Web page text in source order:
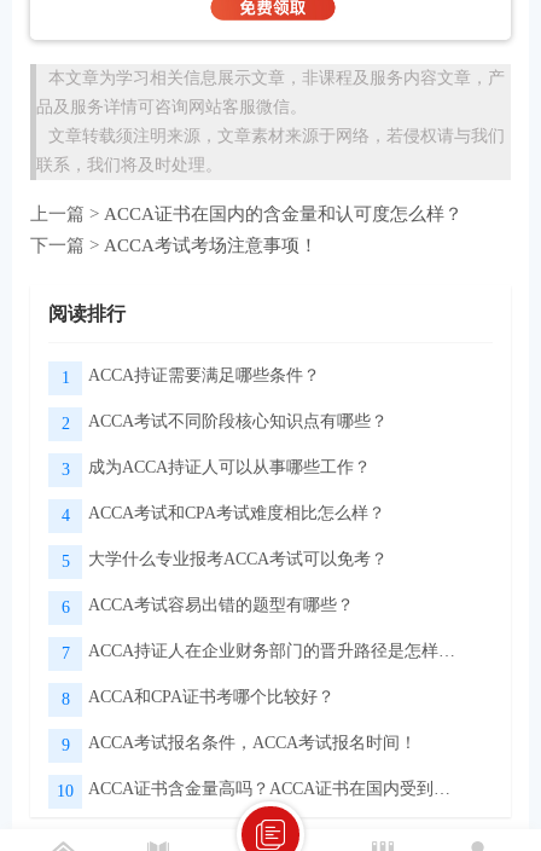
本文章为学习相关信息展示文章，非课程及服务内容文章，产
品及服务详情可咨询网站客服微信。
文章转载须注明来源，文章素材来源于网络，若侵权请与我们
联系，我们将及时处理。
上一篇 > ACCA证书在国内的含金量和认可度怎么样？
下一篇 > ACCA考试考场注意事项！
阅读排行
1 ACCA持证需要满足哪些条件？
2 ACCA考试不同阶段核心知识点有哪些？
3 成为ACCA持证人可以从事哪些工作？
4 ACCA考试和CPA考试难度相比怎么样？
5 大学什么专业报考ACCA考试可以免考？
6 ACCA考试容易出错的题型有哪些？
7 ACCA持证人在企业财务部门的晋升路径是怎样的？
8 ACCA和CPA证书考哪个比较好？
9 ACCA考试报名条件，ACCA考试报名时间！
10 ACCA证书含金量高吗？ACCA证书在国内受到认可吗？